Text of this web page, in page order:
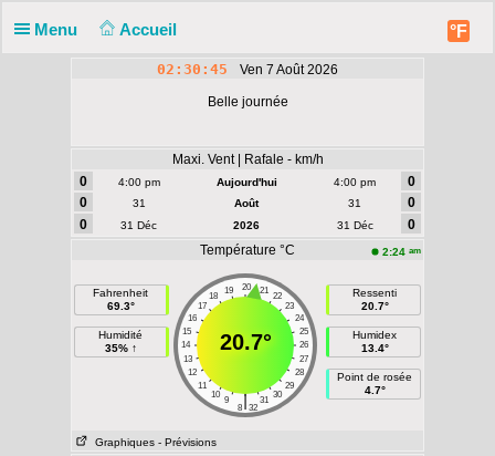
Menu Accueil °F
02:30:45 Ven 7 Août 2026
Belle journée
Maxi. Vent | Rafale - km/h
0
4:00 pm Aujourd'hui 4:00 pm
0
0
31 Août 31
0
0
31 Déc 2026 31 Déc
0
Température °C
2:24 am
Fahrenheit
69.3°
Humidité
35% ↑
20
19 21
18
22
17
23
16
24
15
25
14
26
13
27
12
28
11
29
10
30
9 31
|
8 32
20.7°
Ressenti
20.7°
Humidex
13.4°
Point de rosée
4.7°
Graphiques - Prévisions